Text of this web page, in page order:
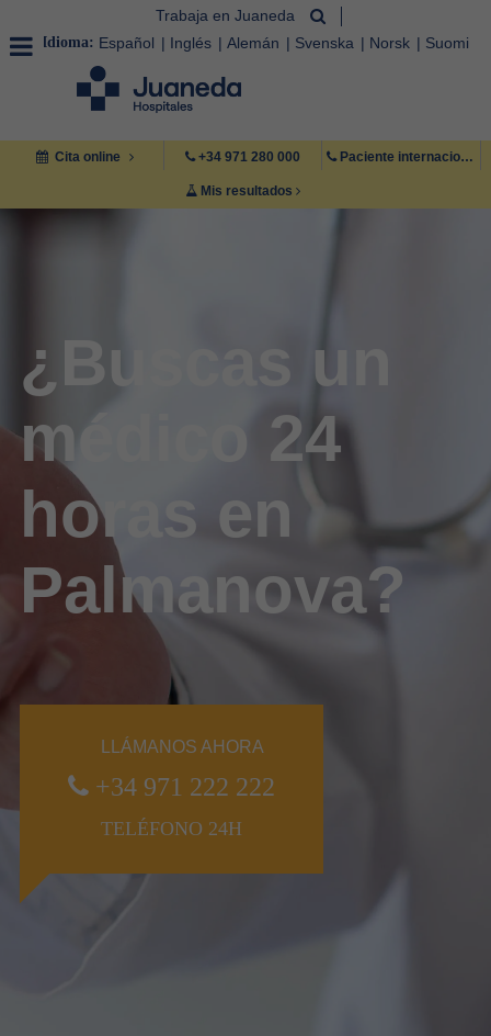
Trabaja en Juaneda
Idioma: Español Inglés Alemán Svenska Norsk Suomi
Cita online +34 971 280 000 Paciente internacional +34 971 222 222
Mis resultados
¿Buscas un
médico 24
horas en
Palmanova?
LLÁMANOS AHORA
+34 971 222 222
TELÉFONO 24H